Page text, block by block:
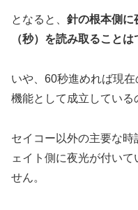
となると、 針の根本側に
（秒）を読み取ることは
いや、60秒進めれば現
機能として成立している
セイコー以外の主要な
ェイト側に夜光が付い
せん。